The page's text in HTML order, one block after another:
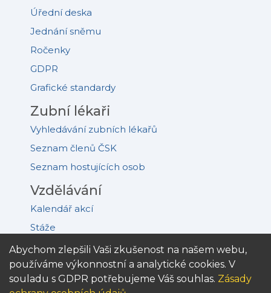
Abychom zlepšili Vaši zkušenost na našem webu,
používáme výkonnostní a analytické cookies. V
souladu s GDPR potřebujeme Váš souhlas. Zásady
Úřední deska
Jednání sněmu
Ročenky
GDPR
Grafické standardy
Zubní lékaři
Vyhledávání zubních lékařů
Seznam členů ČSK
Seznam hostujících osob
Vzdělávání
Kalendář akcí
Stáže
Akreditovaná pracoviště
Kongres PDD
Knihy